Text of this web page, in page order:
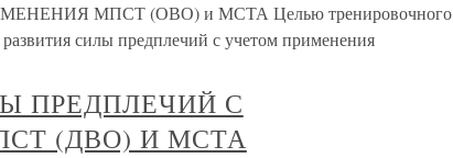
МПСТ (ОВО) и МСТА Целью тренировочного
силы предплечий с учетом применения
ПРЕДПЛЕЧИЙ С
(ДВО) И МСТА